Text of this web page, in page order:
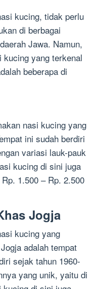
kucing, tidak perlu
di berbagai
Jawa. Namun,
kucing yang terkenal
beberapa di
nasi kucing yang
ini sudah berdiri
variasi lauk-pauk
kucing di sini juga
1.500 – Rp. 2.500
Jogja
kucing yang
adalah tempat
sejak tahun 1960-
yang unik, yaitu di